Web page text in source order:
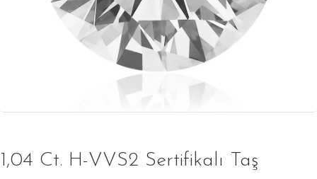
1,04 Ct. H-VVS2 Sertifikalı Taş